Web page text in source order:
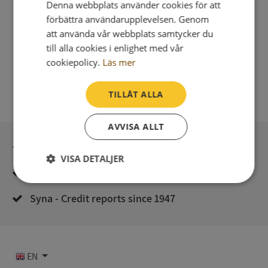
Syna - Credit reports since 1947
EN
Denna webbplats använder cookies för att
förbättra användarupplevelsen. Genom
att använda vår webbplats samtycker du
till alla cookies i enlighet med vår
cookiepolicy. Läs mer
TILLÅT ALLA
AVVISA ALLT
VISA DETALJER
Strikt
nödvändigt
Prestanda Inriktning